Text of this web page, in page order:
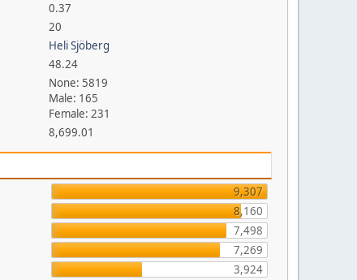
0.37
20
Heli Sjöberg
48.24
None: 5819
Male: 165
Female: 231
8,699.01
9,307
8,160
7,498
7,269
3,924